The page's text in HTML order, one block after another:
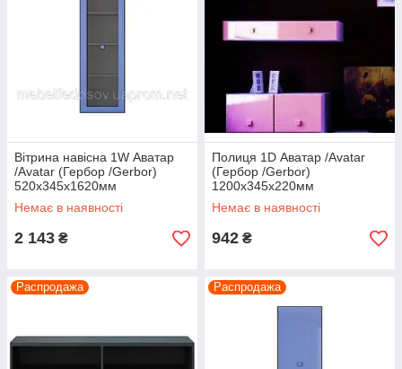
фантастического будущего и предложили мечтательным
покупателям погрузится в мир Аватара, где найден новый
источник энергии, воплощенный в модульную систему с
сочетанием цветов. Коллекция Аватар поражает легкостью
конструкций, которые соответствуют теперешнему ритму
Нижче представлені елементи і варіанти наборів
модульної системи Аватар.
0973708985
Вітрина навісна 1W Аватар
/Avatar (Гербор /Gerbor)
520х345х1620мм
Немає в наявності
2 143 ₴
Полиця 1D Аватар /Avatar
(Гербор /Gerbor)
1200х345х220мм
Немає в наявності
942 ₴
Распродажа Распродажа